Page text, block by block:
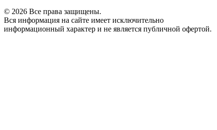
© 2026 Все права защищены.
Вся информация на сайте имеет исключительно
информационный характер и не является публичной офертой.